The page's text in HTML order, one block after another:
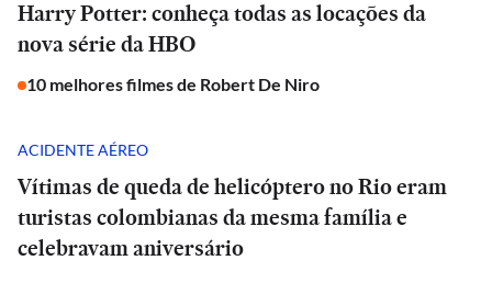
Harry Potter: conheça todas as locações da
nova série da HBO
10 melhores filmes de Robert De Niro
ACIDENTE AÉREO
Vítimas de queda de helicóptero no Rio eram
turistas colombianas da mesma família e
celebravam aniversário